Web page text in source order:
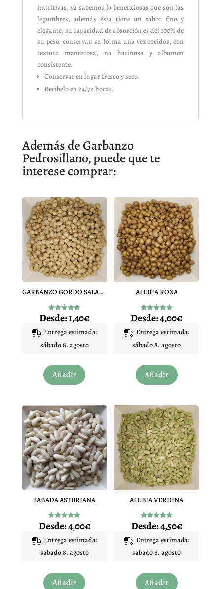
nutritivas, ya sabemos lo beneficiosas que son las
legumbres, además ésta tiene un sabor fino y
elegante, su capacidad de absorción es del 100% de
su peso, conservan su forma una vez cocidos, con
textura mantecosa, no harinosa y albumen
consistente.
Conservar en lugar fresco y seco.
Recibelo en 24/72 horas.
Además de Garbanzo
Pedrosillano, puede que te
interese comprar:
GARBANZO GORDO SALAMANCA
Valorado
con
de 5
Desde:1,40€
Entrega estimada:
sábado 8. agosto
Añadir
producto
variantes.
Las
opciones
se
pueden
elegir
en
la
de
producto
ALUBIA ROXA
Valorado
con
de 5
Desde:4,00€
Entrega estimada:
sábado 8. agosto
Añadir
producto
variantes.
Las
opciones
se
pueden
elegir
en
la
de
producto
FABADA ASTURIANA
Valorado
con
de 5
Desde:4,00€
Entrega estimada:
sábado 8. agosto
Añadir
producto
ALUBIA VERDINA
Valorado
con
de 5
Desde:4,50€
Entrega estimada:
sábado 8. agosto
Añadir
producto